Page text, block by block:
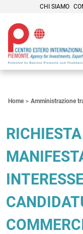
CHI SIAMO
Home Amministrazione